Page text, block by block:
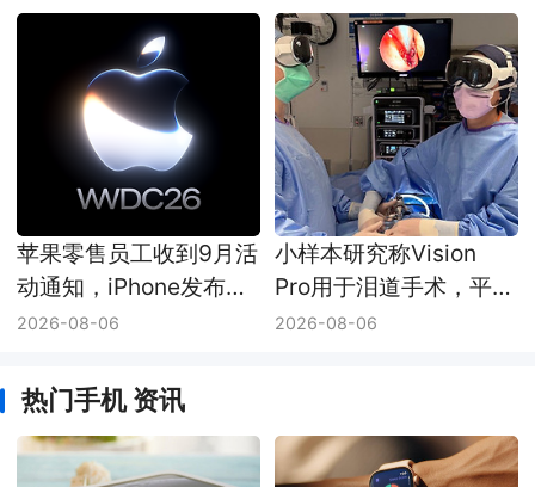
苹果零售员工收到9月活
动通知，iPhone发布会
日期仍未官宣
2026-08-06
小样本研究称Vision
Pro用于泪道手术，平均
耗时少了8分钟
2026-08-06
热门手机 资讯